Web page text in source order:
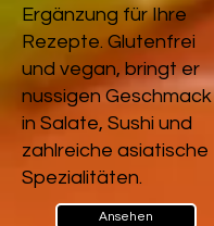
Ergänzung für Ihre
Rezepte. Glutenfrei
und vegan, bringt er
nussigen Geschmack
in Salate, Sushi und
zahlreiche asiatische
Spezialitäten.
Ansehen